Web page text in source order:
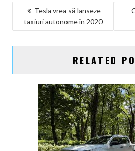
NAVIGARE
ÎN
Tesla vrea să lanseze
taxiuri autonome în 2020
RELATED